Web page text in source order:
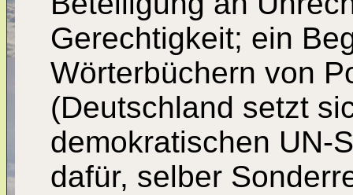
Gerechtigkeit; ein
Wörterbüchern von
(Deutschland setzt
demokratischen UN-
dafür, selber